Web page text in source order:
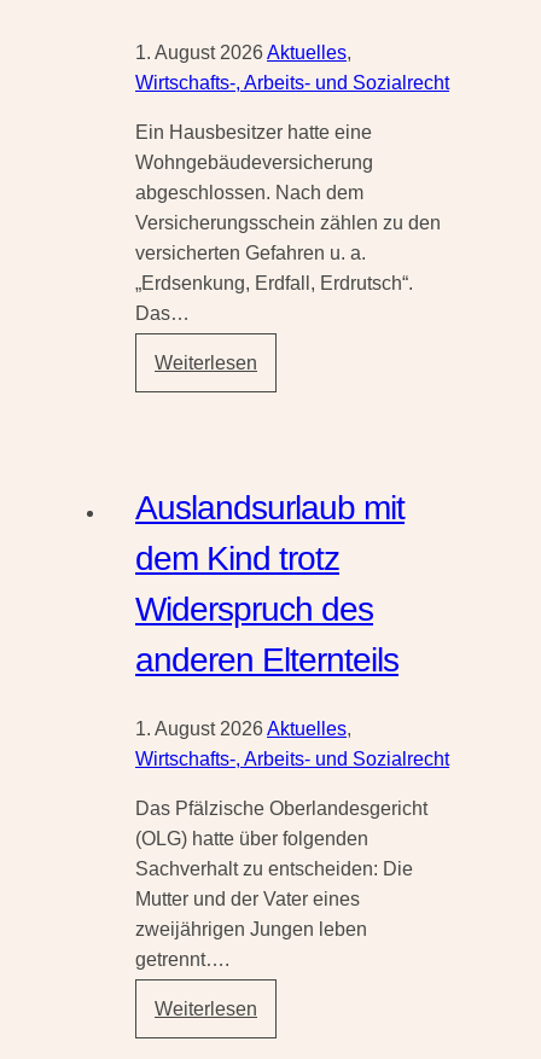
1. August 2026Aktuelles,
Wirtschafts-, Arbeits- und Sozialrecht
Ein Hausbesitzer hatte eine
Wohngebäudeversicherung
abgeschlossen. Nach dem
Versicherungsschein zählen zu den
versicherten Gefahren u. a.
„Erdsenkung, Erdfall, Erdrutsch“.
Das…
Weiterlesen
versicherung –
kein
versicherter
Erdrutsch
Auslandsurlaub mit
dem Kind trotz
Widerspruch des
anderen Elternteils
1. August 2026Aktuelles,
Wirtschafts-, Arbeits- und Sozialrecht
Das Pfälzische Oberlandesgericht
(OLG) hatte über folgenden
Sachverhalt zu entscheiden: Die
Mutter und der Vater eines
zweijährigen Jungen leben
getrennt….
Weiterlesen
mit